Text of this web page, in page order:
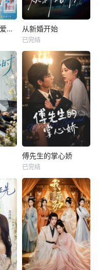
夏色之云掀起恋爱与风暴 从新婚开始
已完结
傅先生的掌心娇
已完结